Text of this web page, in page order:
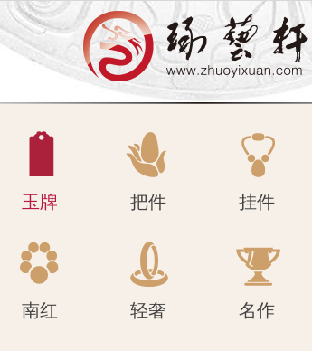
南红 轻奢 名作
玉牌 把件 挂件
南红 轻奢 名作